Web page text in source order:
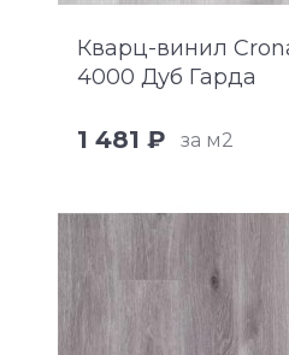
Кварц-винил
4000 Дуб Гарда
1 481 ₽ за м2